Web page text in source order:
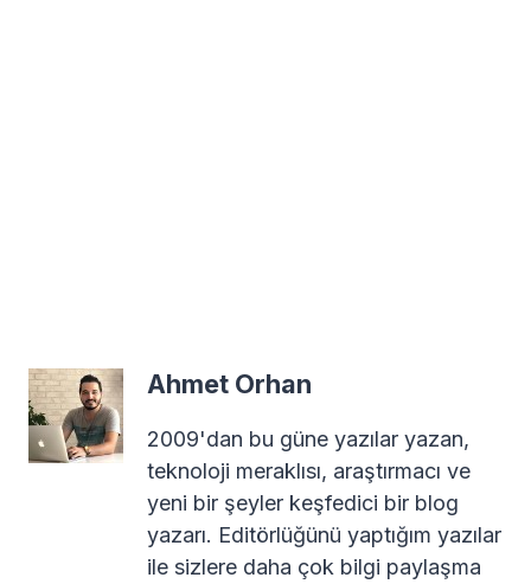
Ahmet Orhan
2009'dan bu güne yazılar yazan,
teknoloji meraklısı, araştırmacı ve
yeni bir şeyler keşfedici bir blog
yazarı. Editörlüğünü yaptığım yazılar
ile sizlere daha çok bilgi paylaşma